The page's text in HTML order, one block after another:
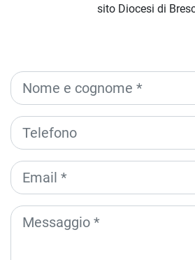
sito Diocesi di